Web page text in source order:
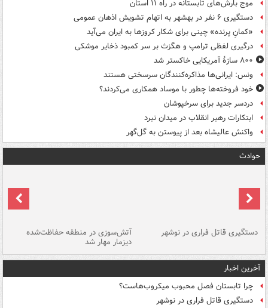
موج بارش‌های تابستانه در راه ۱۱ استان
دستگیری ۶ نفر در بهشهر به اتهام تشویش اذهان عمومی
«کمانِ پرنده» چینی برای شکار کروزها به ایران می‌آید
درگیری لفظی ترامپ و هگزث بر سر کمبود ذخایر موشکی
۸۰۰ سازۀ آمریکایی خاکستر شد
ونس: ایرانی‌ها مذاکره‌کنندگان سرسختی هستند
خود فروخته‌ها چطور با موساد همکاری می‌کردند؟
دردسر جدید برای سرخپوشان
ابتکارات رهبر انقلاب در میدان نبرد
واکنش عالیشاه بعد از پیوستن به گل‌گهر
حوادث
دستگیری قاتل فراری در نوشهر آتش‌سوزی در منطقه حفاظت‌شده
دیزمار مهار شد
آخرین اخبار
چرا تابستان فصل محبوب میکروب‌هاست؟
دستگیری قاتل فراری در نوشهر